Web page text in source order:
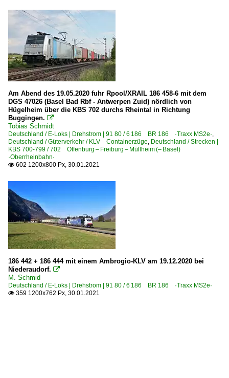
Am Abend des 19.05.2020 fuhr Rpool/XRAIL 186 458-6 mit dem
DGS 47026 (Basel Bad Rbf - Antwerpen Zuid) nördlich von
Hügelheim über die KBS 702 durchs Rheintal in Richtung
Buggingen. 
Tobias Schmidt
Deutschland / E-Loks | Drehstrom | 91 80 / 6 186 BR 186 ·Traxx MS2e·,
Deutschland / Güterverkehr / KLV Containerzüge, Deutschland / Strecken |
KBS 700-799 / 702 Offenburg – Freiburg – Müllheim (– Basel)
·Oberrheinbahn·
 602 1200x800 Px, 30.01.2021
186 442 + 186 444 mit einem Ambrogio-KLV am 19.12.2020 bei
Niederaudorf. 
M. Schmid
Deutschland / E-Loks | Drehstrom | 91 80 / 6 186 BR 186 ·Traxx MS2e·
 359 1200x762 Px, 30.01.2021